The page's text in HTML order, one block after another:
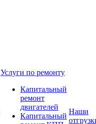
Услуги по ремонту
Капитальный
ремонт
двигателей
Капитальный
Наши